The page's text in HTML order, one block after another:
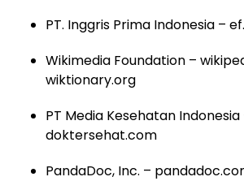
PT. Inggris Prima Indonesia –
Wikimedia Foundation –
wiktionary.org
PT Media Kesehatan Indonesia
doktersehat.com
PandaDoc, Inc. –